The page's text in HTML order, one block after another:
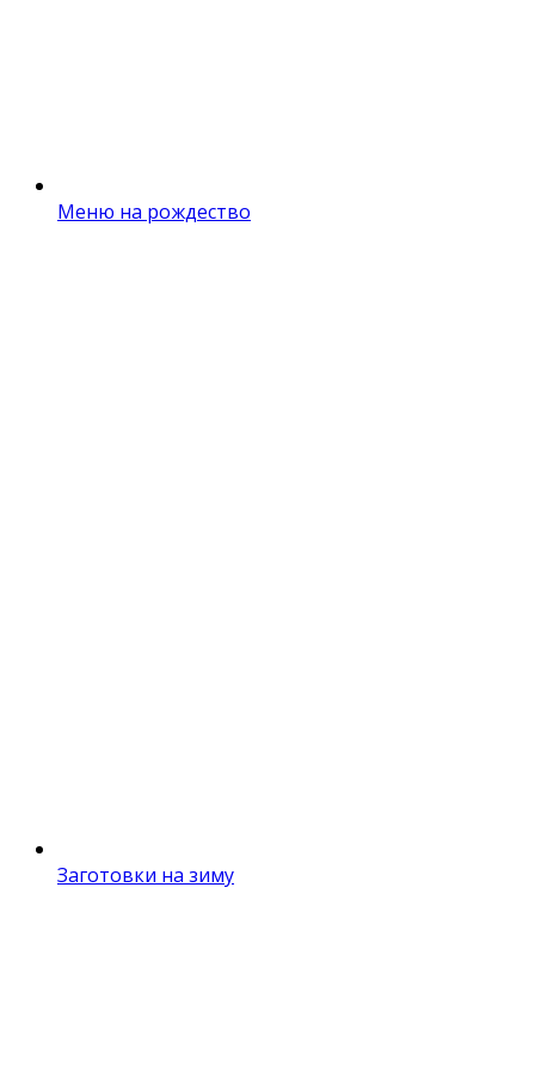
Меню на рождество
Заготовки на зиму